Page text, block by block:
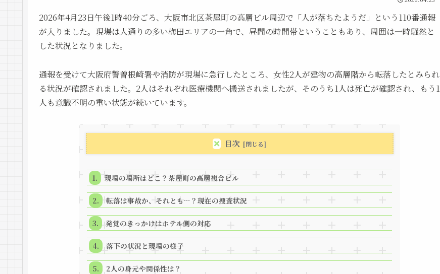
2026年4月23日午後1時40分ごろ、大阪市北区茶屋町の高層ビル周辺で「人が落ちたようだ」という110番通報
が入りました。現場は人通りの多い梅田エリアの一角で、昼間の時間帯ということもあり、周囲は一時騒然と
した状況となりました。
通報を受けて大阪府警曽根崎署や消防が現場に急行したところ、女性2人が建物の高層階から転落したとみられ
る状況が確認されました。2人はそれぞれ医療機関へ搬送されましたが、そのうち1人は死亡が確認され、もう1
人も意識不明の重い状態が続いています。
目次
現場の場所はどこ？茶屋町の高層複合ビル
転落は事故か、それとも…？現在の捜査状況
発覚のきっかけはホテル側の対応
落下の状況と現場の様子
2人の身元や関係性は？